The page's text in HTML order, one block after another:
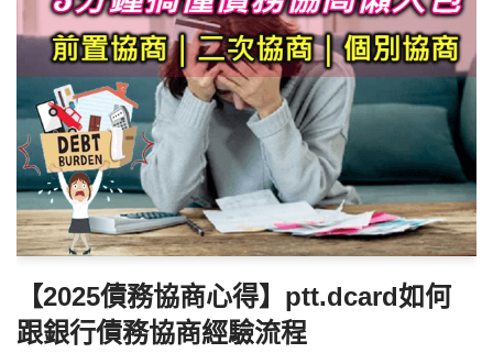
【2025債務協商心得】ptt.dcard如何
跟銀行債務協商經驗流程